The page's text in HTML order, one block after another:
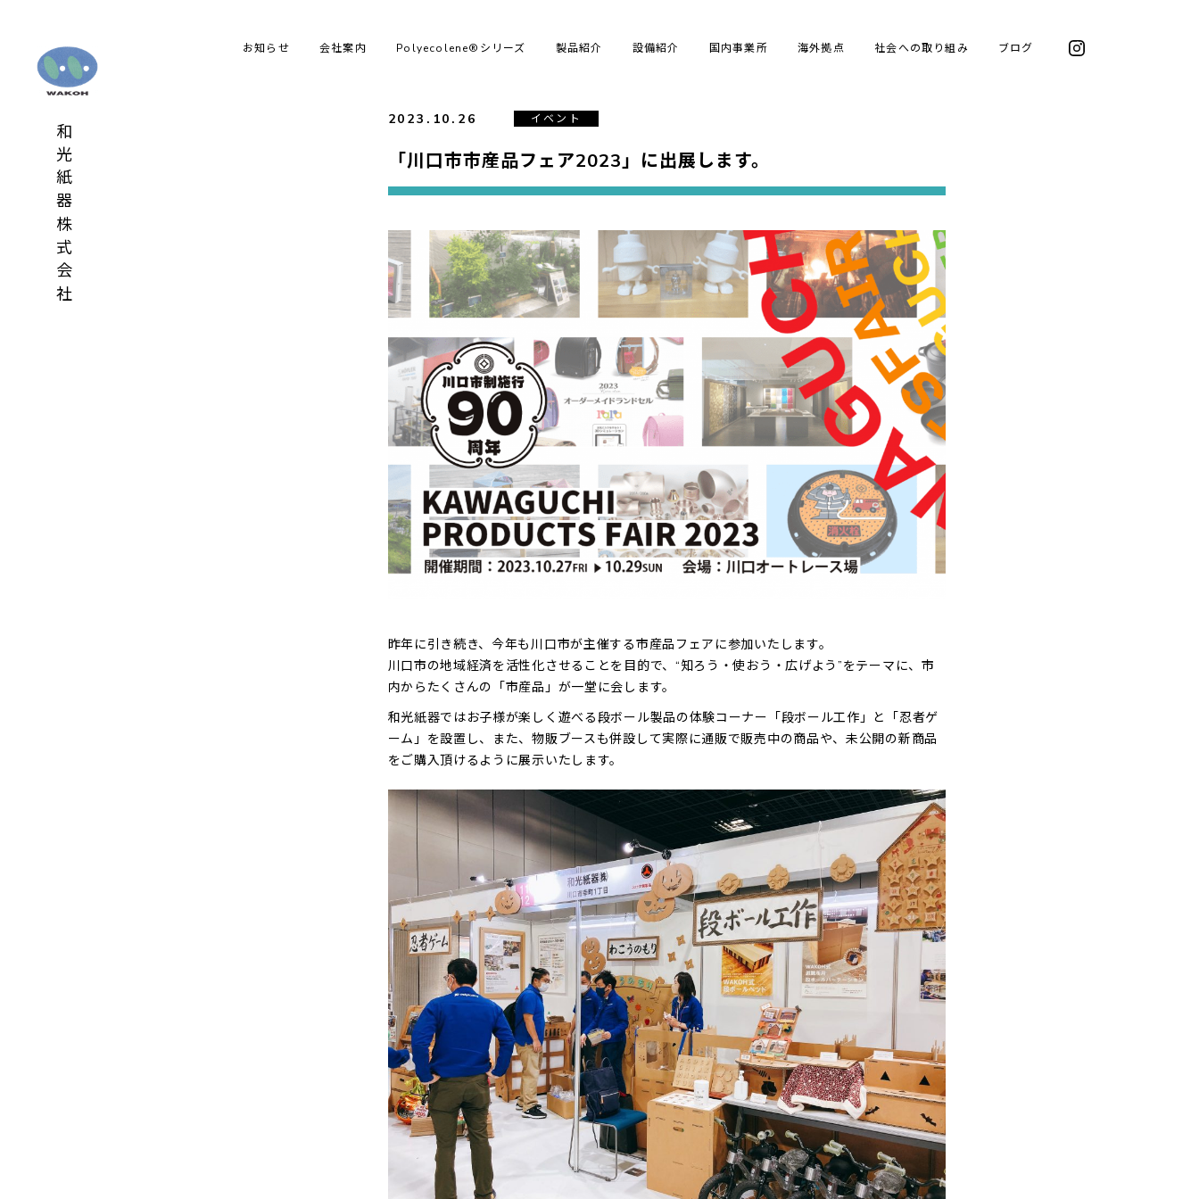
和光紙器株式会社
お知らせ 会社案内 Polyecolene®シリーズ 製品紹介 設備紹介 国内事業所 海外拠点 社会への取り組み ブログ
2023.10.26 イベント
「川口市市産品フェア2023」に出展します。
昨年に引き続き、今年も川口市が主催する市産品フェアに参加いたします。
川口市の地域経済を活性化させることを目的で、“知ろう・使おう・広げよう”をテーマに、市
内からたくさんの「市産品」が一堂に会します。
和光紙器ではお子様が楽しく遊べる段ボール製品の体験コーナー「段ボール工作」と「忍者ゲ
ーム」を設置し、また、物販ブースも併設して実際に通販で販売中の商品や、未公開の新商品
をご購入頂けるように展示いたします。